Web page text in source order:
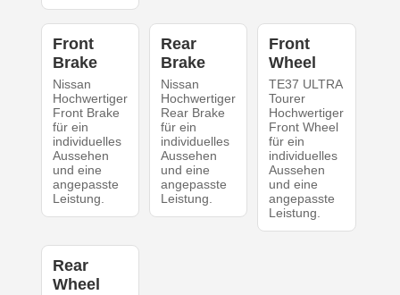
Front
Brake
Nissan
Hochwertiger
Front Brake
für ein
individuelles
Aussehen
und eine
angepasste
Leistung.
Rear
Brake
Nissan
Hochwertiger
Rear Brake
für ein
individuelles
Aussehen
und eine
angepasste
Leistung.
Front
Wheel
TE37 ULTRA
Tourer
Hochwertiger
Front Wheel
für ein
individuelles
Aussehen
und eine
angepasste
Leistung.
Rear
Wheel